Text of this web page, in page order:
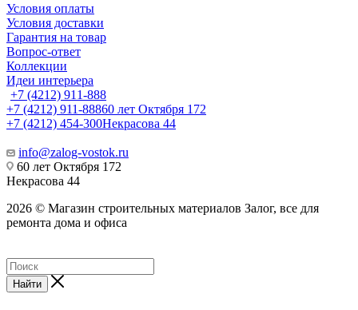
Условия оплаты
Условия доставки
Гарантия на товар
Вопрос-ответ
Коллекции
Идеи интерьера
+7 (4212) 911-888
+7 (4212) 911-88860 лет Октября 172
+7 (4212) 454-300Некрасова 44
info@zalog-vostok.ru
60 лет Октября 172
Некрасова 44
2026 © Магазин строительных материалов Залог, все для
ремонта дома и офиса
Найти